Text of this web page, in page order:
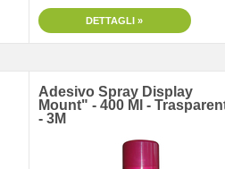
DETTAGLI »
Adesivo Spray Display
Mount" - 400 Ml -
- 3M